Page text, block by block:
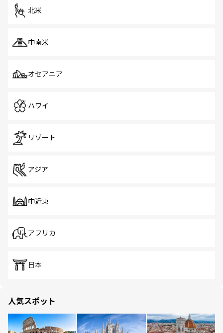
北米
中南米
オセアニア
ハワイ
リゾート
アジア
中近東
アフリカ
日本
人気スポット